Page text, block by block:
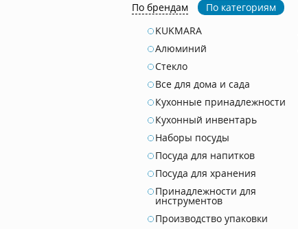
По брендам
По категориям
KUKMARA
Алюминий
Стекло
Все для дома и сада
Кухонные принадлежности
Кухонный инвентарь
Наборы посуды
Посуда для напитков
Посуда для хранения
Принадлежности для
инструментов
Производство упаковки